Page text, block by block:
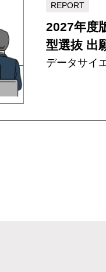
REPORT
2027年度
型選抜 出
データサイ